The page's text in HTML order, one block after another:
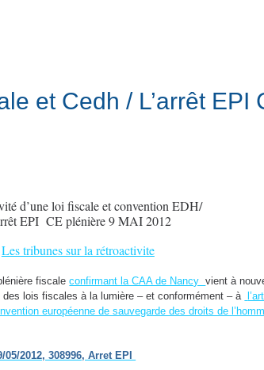
et Cedh / L’arrêt EPI
d’une loi fiscale et convention EDH/
EPI CE plénière 9 MAI 2012
Les tribunes sur la rétroactivite
fiscaleconfirmant la CAA de Nancyvient à
des lois fiscales à la lumière – et conformément – à
européenne de sauvegarde des droits de
2012, 308996, Arret EPI